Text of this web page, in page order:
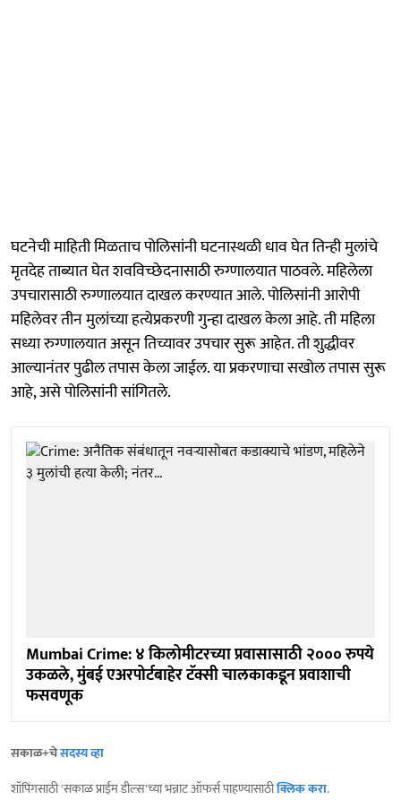
घटनेची माहिती मिळताच पोलिसांनी घटनास्थळी धाव घेत तिन्ही मुलांचे
मृतदेह ताब्यात घेत शवविच्छेदनासाठी रुग्णालयात पाठवले. महिलेला
उपचारासाठी रुग्णालयात दाखल करण्यात आले. पोलिसांनी आरोपी
महिलेवर तीन मुलांच्या हत्येप्रकरणी गुन्हा दाखल केला आहे. ती महिला
सध्या रुग्णालयात असून तिच्यावर उपचार सुरू आहेत. ती शुद्धीवर
आल्यानंतर पुढील तपास केला जाईल. या प्रकरणाचा सखोल तपास सुरू
आहे, असे पोलिसांनी सांगितले.
Mumbai Crime: ४ किलोमीटरच्या प्रवासासाठी २००० रुपये
उकळले, मुंबई एअरपोर्टबाहेर टॅक्सी चालकाकडून प्रवाशाची
फसवणूक
सकाळ+चेसदस्य व्हा
शॉपिंगसाठी 'सकाळ प्राईम डील्स'च्या भन्नाट ऑफर्स पाहण्यासाठीक्लिक करा.